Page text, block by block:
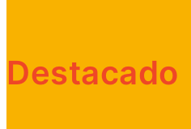
Destacado